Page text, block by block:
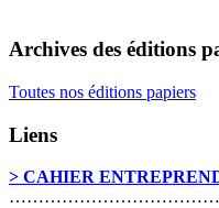
Archives des éditions
Toutes nos éditions papiers
Liens
> CAHIER